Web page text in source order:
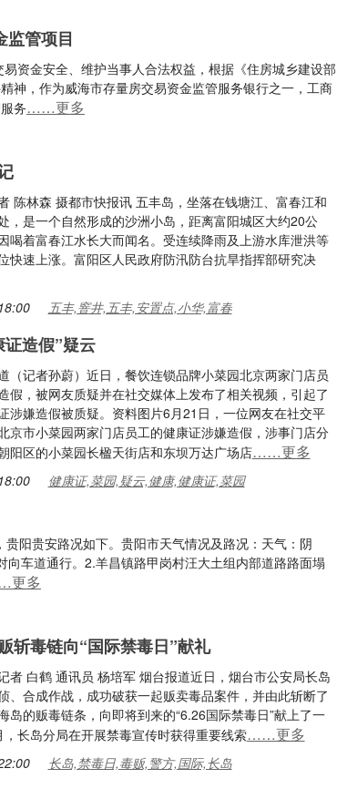
监管项目
资金安全、维护当事人合法权益，根据《住房城乡建设部
神，作为威海市存量房交易资金监管服务银行之一，工商
务……更多
陈林森 摄都市快报讯 五丰岛，坐落在钱塘江、富春江和
，是一个自然形成的沙洲小岛，距离富阳城区大约20公
喝着富春江水长大而闻名。受连续降雨及上游水库泄洪等
快速上涨。富阳区人民政府防汛防台抗旱指挥部研究决
五丰,窨井,五丰,安置点,小华,富春
造假”疑云
（记者孙蔚）近日，餐饮连锁品牌小菜园北京两家门店员
假，被网友质疑并在社交媒体上发布了相关视频，引起了
涉嫌造假被质疑。资料图片6月21日，一位网友在社交平
京市小菜园两家门店员工的健康证涉嫌造假，涉事门店分
阳区的小菜园长楹天街店和东坝万达广场店……更多
健康证,菜园,疑云,健康,健康证,菜园
阳贵安路况如下。贵阳市天气情况及路况：天气：阴
车道通行。2.羊昌镇路甲岗村汪大土组内部道路路面塌
更多
斩毒链向“国际禁毒日”献礼
者 白鹤 通讯员 杨培军 烟台报道近日，烟台市公安局长岛
、合成作战，成功破获一起贩卖毒品案件，并由此斩断了
岛的贩毒链条，向即将到来的“6.26国际禁毒日”献上了一
长岛分局在开展禁毒宣传时获得重要线索……更多
长岛,禁毒日,毒贩,警方,国际,长岛